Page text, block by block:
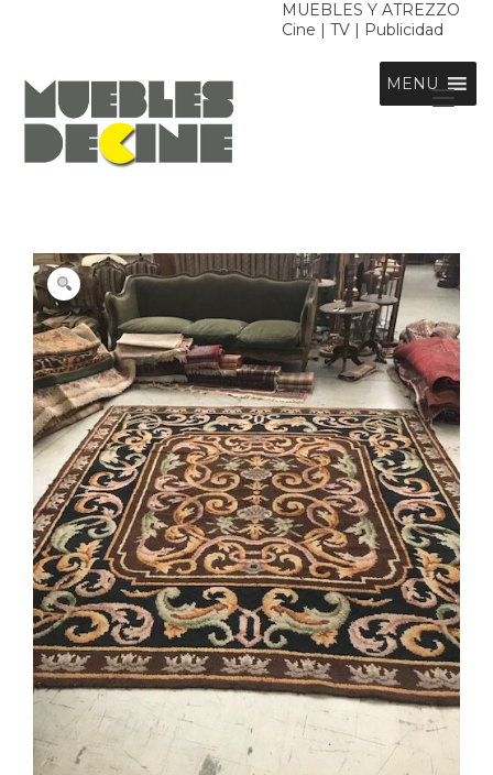
MUEBLES Y ATREZZO
Cine | TV | Publicidad
MENU